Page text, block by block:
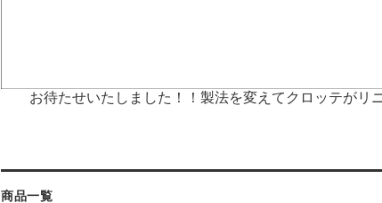
お待たせいたしました！！製法を変えてクロッテがリニ
商品一覧